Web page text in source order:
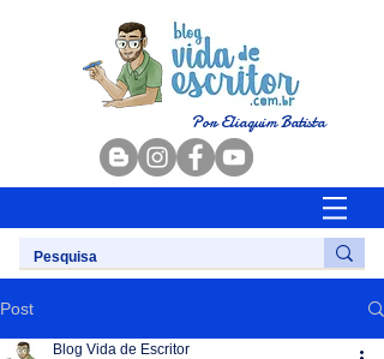
Por Eliaquim Batista
Post
Blog Vida de Escritor